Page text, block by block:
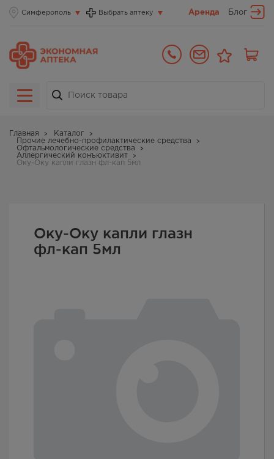
Симферополь Выбрать аптеку Аренда Блог
Главная
Каталог
Прочие лечебно-профилактические средства
Офтальмологические средства
Аллергический конъюктивит
Оку-Оку капли глазн фл-кап 5мл
Оку-Оку капли глазн
фл-кап 5мл